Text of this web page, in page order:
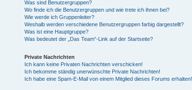
Was sind Benutzergruppen?
Wo finde ich die Benutzergruppen und wie trete ich ihnen bei?
Wie werde ich Gruppenleiter?
Weshalb werden verschiedene Benutzergruppen farbig dargestellt?
Was ist eine Hauptgruppe?
Was bedeutet der „Das Team“-Link auf der Startseite?
Private Nachrichten
Ich kann keine Privaten Nachrichten verschicken!
Ich bekomme ständig unerwünschte Private Nachrichten!
Ich habe eine Spam-E-Mail von einem Mitglied dieses Forums erhalten!